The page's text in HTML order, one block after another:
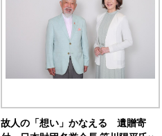
故人の「想い」かなえる 遺贈寄